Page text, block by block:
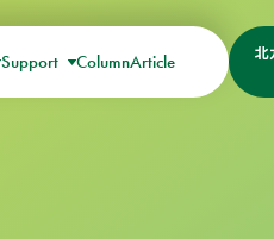
Support ColumnArticle
北